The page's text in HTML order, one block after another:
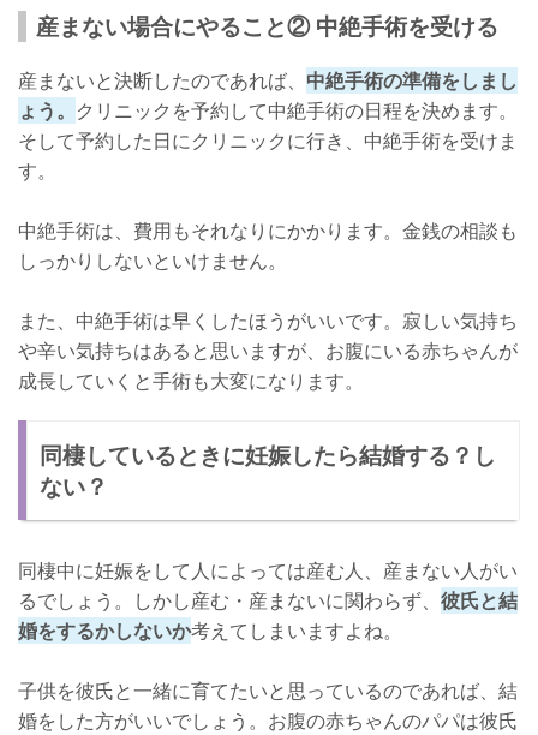
産まない場合にやること② 中絶手術を受ける
産まないと決断したのであれば、 中絶手術の準備をしまし
ょう。 クリニックを予約して中絶手術の日程を決めます。
そして予約した日にクリニックに行き、中絶手術を受けま
す。
中絶手術は、費用もそれなりにかかります。金銭の相談も
しっかりしないといけません。
また、中絶手術は早くしたほうがいいです。寂しい気持ち
や辛い気持ちはあると思いますが、お腹にいる赤ちゃんが
成長していくと手術も大変になります。
同棲しているときに妊娠したら結婚する？し
ない？
同棲中に妊娠をして人によっては産む人、産まない人がい
るでしょう。しかし産む・産まないに関わらず、 彼氏と結
婚をするかしないか考えてしまいますよね。
子供を彼氏と一緒に育てたいと思っているのであれば、結
婚をした方がいいでしょう。お腹の赤ちゃんのパパは彼氏